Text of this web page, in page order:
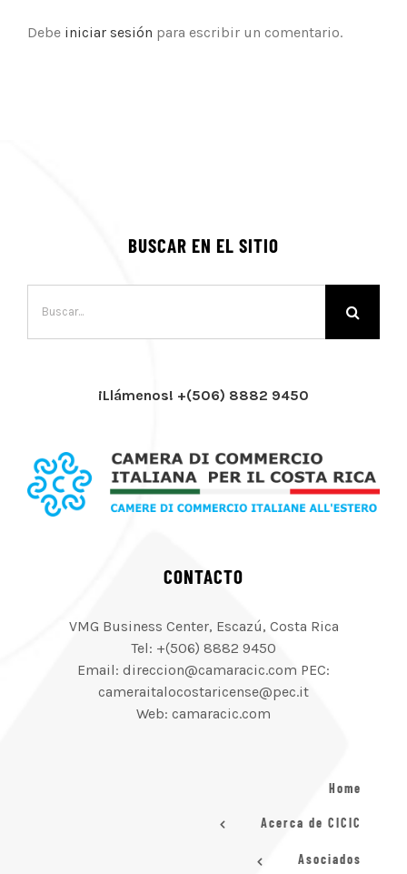
Debe iniciar sesión para escribir un comentario.
BUSCAR EN EL SITIO
¡Llámenos! +(506) 8882 9450
CONTACTO
VMG Business Center, Escazú, Costa Rica
Tel: +(506) 8882 9450
Email: direccion@camaracic.com PEC:
cameraitalocostaricense@pec.it
Web: camaracic.com
Home
Acerca de CICIC
Asociados